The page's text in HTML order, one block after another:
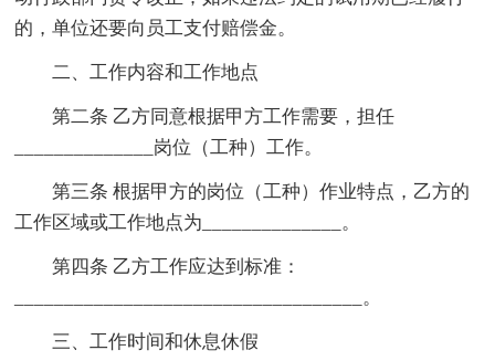
的，单位还要向员工支付赔偿金。
二、工作内容和工作地点
第二条 乙方同意根据甲方工作需要，担任
______________岗位（工种）工作。
第三条 根据甲方的岗位（工种）作业特点，乙方的
工作区域或工作地点为______________。
第四条 乙方工作应达到标准：
___________________________________。
三、工作时间和休息休假